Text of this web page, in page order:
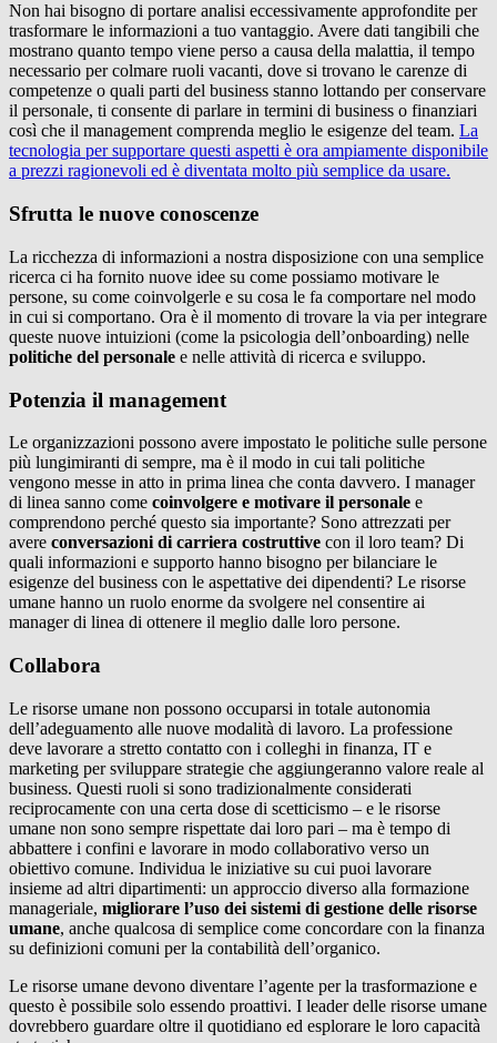
Non hai bisogno di portare analisi eccessivamente approfondite per
trasformare le informazioni a tuo vantaggio. Avere dati tangibili che
mostrano quanto tempo viene perso a causa della malattia, il tempo
necessario per colmare ruoli vacanti, dove si trovano le carenze di
competenze o quali parti del business stanno lottando per conservare
il personale, ti consente di parlare in termini di business o finanziari
così che il management comprenda meglio le esigenze del team. La
tecnologia per supportare questi aspetti è ora ampiamente disponibile
a prezzi ragionevoli ed è diventata molto più semplice da usare.
Sfrutta le nuove conoscenze
La ricchezza di informazioni a nostra disposizione con una semplice
ricerca ci ha fornito nuove idee su come possiamo motivare le
persone, su come coinvolgerle e su cosa le fa comportare nel modo
in cui si comportano. Ora è il momento di trovare la via per integrare
queste nuove intuizioni (come la psicologia dell’onboarding) nelle
politiche del personale e nelle attività di ricerca e sviluppo.
Potenzia il management
Le organizzazioni possono avere impostato le politiche sulle persone
più lungimiranti di sempre, ma è il modo in cui tali politiche
vengono messe in atto in prima linea che conta davvero. I manager
di linea sanno come coinvolgere e motivare il personale e
comprendono perché questo sia importante? Sono attrezzati per
avere conversazioni di carriera costruttive con il loro team? Di
quali informazioni e supporto hanno bisogno per bilanciare le
esigenze del business con le aspettative dei dipendenti? Le risorse
umane hanno un ruolo enorme da svolgere nel consentire ai
manager di linea di ottenere il meglio dalle loro persone.
Collabora
Le risorse umane non possono occuparsi in totale autonomia
dell’adeguamento alle nuove modalità di lavoro. La professione
deve lavorare a stretto contatto con i colleghi in finanza, IT e
marketing per sviluppare strategie che aggiungeranno valore reale al
business. Questi ruoli si sono tradizionalmente considerati
reciprocamente con una certa dose di scetticismo – e le risorse
umane non sono sempre rispettate dai loro pari – ma è tempo di
abbattere i confini e lavorare in modo collaborativo verso un
obiettivo comune. Individua le iniziative su cui puoi lavorare
insieme ad altri dipartimenti: un approccio diverso alla formazione
manageriale, migliorare l’uso dei sistemi di gestione delle risorse
umane, anche qualcosa di semplice come concordare con la finanza
su definizioni comuni per la contabilità dell’organico.
Le risorse umane devono diventare l’agente per la trasformazione e
questo è possibile solo essendo proattivi. I leader delle risorse umane
dovrebbero guardare oltre il quotidiano ed esplorare le loro capacità